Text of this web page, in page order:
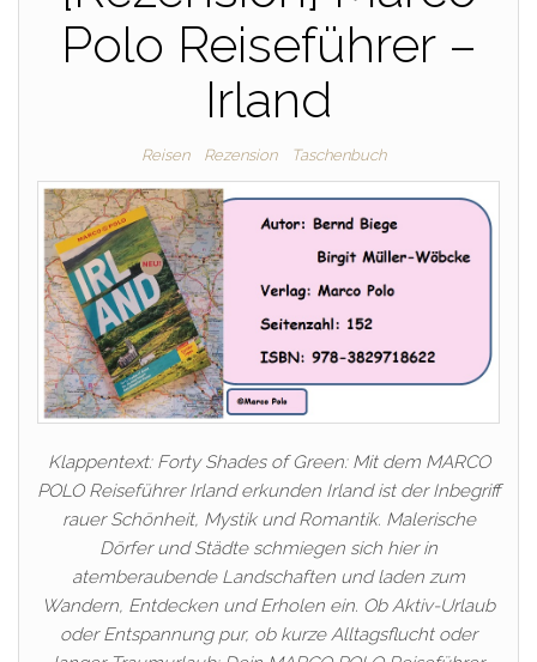
Polo Reiseführer –
Irland
Reisen Rezension Taschenbuch
Klappentext: Forty Shades of Green: Mit dem MARCO
POLO Reiseführer Irland erkunden Irland ist der Inbegriff
rauer Schönheit, Mystik und Romantik. Malerische
Dörfer und Städte schmiegen sich hier in
atemberaubende Landschaften und laden zum
Wandern, Entdecken und Erholen ein. Ob Aktiv-Urlaub
oder Entspannung pur, ob kurze Alltagsflucht oder